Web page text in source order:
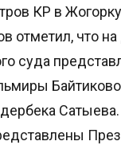
КР в
отметил, что
суда